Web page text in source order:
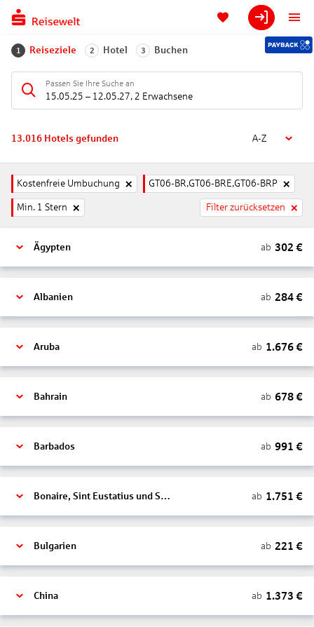
1 Reiseziele 2 Hotel 3 Buchen
Passen Sie Ihre Suche an
15.05.25 – 12.05.27, 2 Erwachsene
13.016 Hotels gefunden A-Z
Kostenfreie Umbuchung GT06-BR,GT06-BRE,GT06-BRP
Min. 1 Stern Filter zurücksetzen
Ägypten ab 302 €
Albanien ab 284€
Aruba ab 1.676€
Bahrain ab 678€
Barbados ab 991 €
Bonaire, Sint Eustatius und Saba ab 1.751 €
Bulgarien ab 221 €
China ab 1.373 €